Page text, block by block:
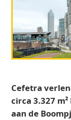
Cefetra
circa 3.327
aan de